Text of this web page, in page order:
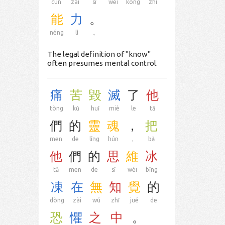
cún zài sī wéi kòng zhì
能
néng
力
lì
。
The legal definition of "know"
often presumes mental control.
痛
tòng
苦
kǔ
毀
huǐ
滅
miè
了
le
他
tā
們
men
的
de
靈
líng
魂
hún
，
，
把
bǎ
他
tā
們
men
的
de
思
sī
維
wéi
冰
bīng
凍
dòng
在
zài
無
wú
知
zhī
覺
jué
的
de
恐 懼 之 中 。